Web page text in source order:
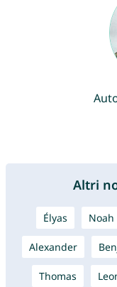
Altri
Élyas Noah
Alexander
Thomas